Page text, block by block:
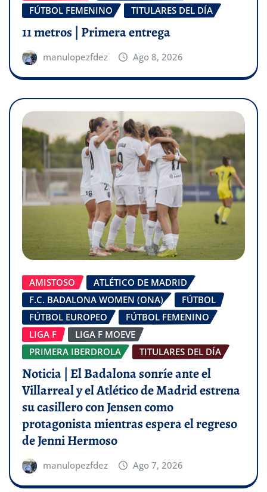
FÚTBOL FEMENINO
TITULARES DEL DÍA
11 metros | Primera entrega
manulopezfdez Ago 8, 2026
AMISTOSO
ATLÉTICO DE MADRID
F.C. BADALONA WOMEN (ONA)
FÚTBOL
FÚTBOL EUROPEO
FÚTBOL FEMENINO
LIGA F
LIGA F MOEVE
PRIMERA IBERDROLA
TITULARES DEL DÍA
Noticia | El Badalona sonríe ante el
Villarreal y el Atlético de Madrid estrena
su casillero con Jensen como
protagonista mientras espera el regreso
de Jenni Hermoso
manulopezfdez Ago 7, 2026